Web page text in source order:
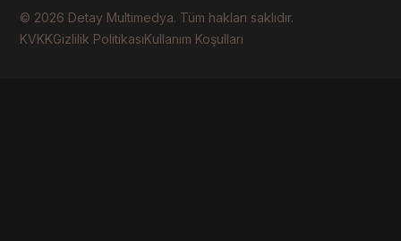
© 2026 Detay Multimedya. Tüm hakları saklıdır.
KVKKGizlilik PolitikasıKullanım Koşulları